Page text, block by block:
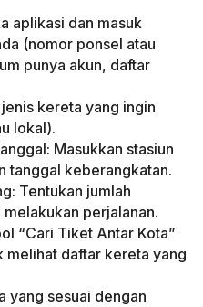
aplikasi dan masuk
(nomor ponsel atau
punya akun, daftar
kereta yang ingin
lokal).
Masukkan stasiun
tanggal keberangkatan.
Tentukan jumlah
perjalanan.
“Cari Tiket Antar Kota”
melihat daftar kereta yang
yang sesuai dengan